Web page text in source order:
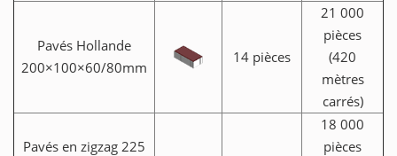
Pavés Hollande
200×100×60/80mm
14 pièces
21 000
pièces
(420
mètres
carrés)
Pavés en zigzag 225
18 000
pièces